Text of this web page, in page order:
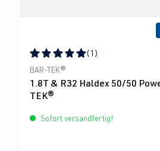
Durchschnittliche Bewertung
(1)
BAR-TEK®
1.8T & R32 Haldex 50/50
TEK®
Sofort versandfertig!